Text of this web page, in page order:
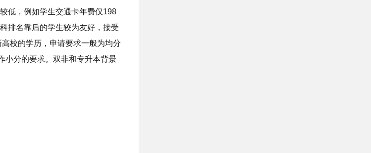
低，例如学生交通卡年费仅198
排名靠后的学生较为友好，接受
校的学历，申请要求一般为均分
小分的要求。双非和专升本背景